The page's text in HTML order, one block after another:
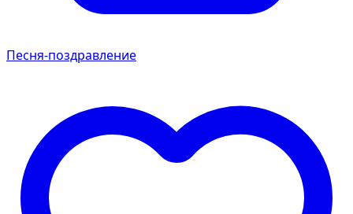
Песня-поздравление